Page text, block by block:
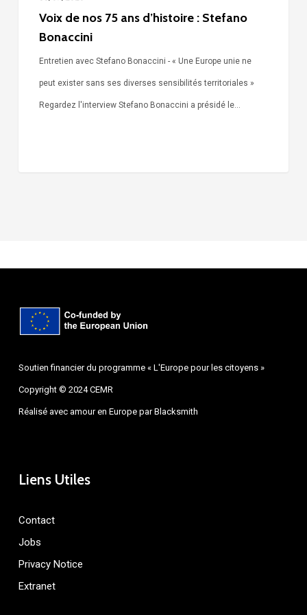
Voix de nos 75 ans d’histoire : Stefano
Bonaccini
Entretien avec Stefano Bonaccini - « Une Europe unie ne
peut exister sans ses diverses sensibilités territoriales »
Regardez l'interview Stefano Bonaccini a présidé le…
Soutien financier du programme « L'Europe pour les citoyens »
Copyright © 2024 CEMR
Réalisé avec amour en Europe parBlacksmith
Liens Utiles
Contact
Jobs
Privacy Notice
Extranet